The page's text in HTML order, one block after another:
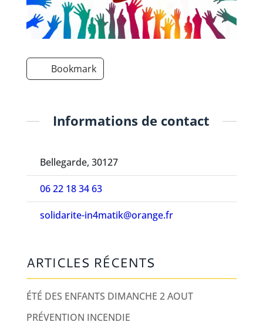
Bookmark
Informations de contact
Bellegarde, 30127
06 22 18 34 63
solidarite-in4matik@orange.fr
ARTICLES RÉCENTS
ÉTÉ DES ENFANTS DIMANCHE 2 AOUT
PRÉVENTION INCENDIE